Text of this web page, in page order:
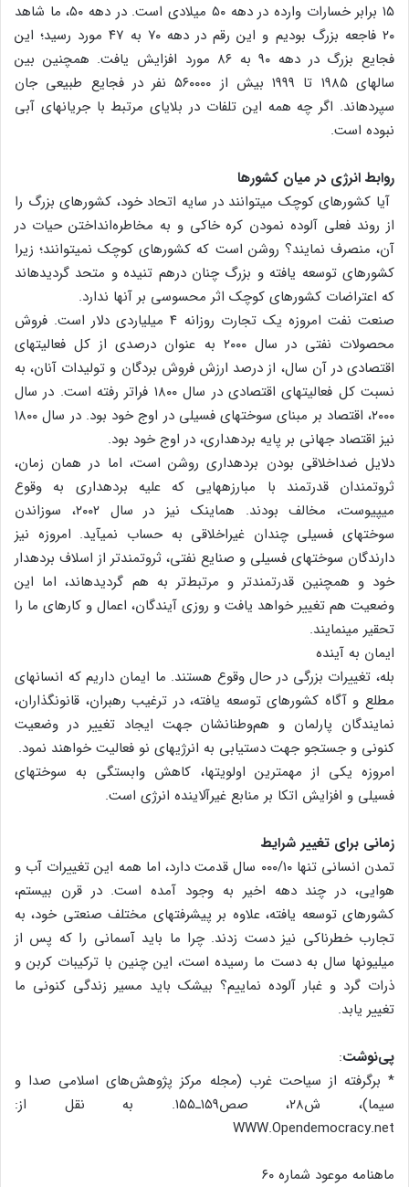
۱۵ برابر خسارات وارده در دهه ۵۰ میلادی است. در دهه ۵۰، ما شاهد
۲۰ فاجعه بزرگ بودیم و این رقم در دهه ۷۰ به ۴۷ مورد رسید؛ این
فجایع بزرگ در دهه ۹۰ به ۸۶ مورد افزایش یافت. همچنین بین
سال‏های ۱۹۸۵ تا ۱۹۹۹ بیش از ۵۶۰۰۰۰ نفر در فجایع طبیعی جان
سپرده‏اند. اگر چه همه این تلفات در بلایای مرتبط با جریان‏های آبی
نبوده است.
روابط انرژی در میان کشورها
آیا کشورهای کوچک می‏توانند در سایه اتحاد خود، کشورهای بزرگ را
از روند فعلی آلوده نمودن کره خاکی و به مخاطره‌انداختن حیات در
آن، منصرف نمایند؟ روشن است که کشورهای کوچک نمی‏توانند؛ زیرا
کشورهای توسعه یافته و بزرگ چنان درهم تنیده و متحد گردیده‏اند
که اعتراضات کشورهای کوچک اثر محسوسی بر آن‏ها ندارد.
صنعت نفت امروزه یک تجارت روزانه ۴ میلیاردی دلار است. فروش
محصولات نفتی در سال ۲۰۰۰ به عنوان درصدی از کل فعالیت‏های
اقتصادی در آن سال، از درصد ارزش فروش بردگان و تولیدات آنان، به
نسبت کل فعالیت‏های اقتصادی در سال ۱۸۰۰ فراتر رفته است. در سال
۲۰۰۰، اقتصاد بر مبنای سوخت‏های فسیلی در اوج خود بود. در سال ۱۸۰۰
نیز اقتصاد جهانی بر پایه برده‏داری، در اوج خود بود.
دلایل ضداخلاقی بودن برده‏داری روشن است، اما در همان زمان،
ثروتمندان قدرتمند با مبارزه‏هایی که علیه برده‏داری به وقوع
می‏پیوست، مخالف بودند. هم‏اینک نیز در سال ۲۰۰۲، سوزاندن
سوخت‏های فسیلی چندان غیراخلاقی به حساب نمی‏آید. امروزه نیز
دارندگان سوخت‏های فسیلی و صنایع نفتی، ثروتمندتر از اسلاف برده‏دار
خود و همچنین قدرتمندتر و مرتبط‌تر به هم گردیده‏اند، اما این
وضعیت هم تغییر خواهد یافت و روزی آیندگان، اعمال و کارهای ما را
تحقیر می‏نمایند.
ایمان به آینده
بله، تغییرات بزرگی در حال وقوع هستند. ما ایمان داریم که انسان‏های
مطلع و آگاه کشورهای توسعه یافته، در ترغیب رهبران، قانون‏گذاران،
نمایندگان پارلمان و هم‌وطنانشان جهت ایجاد تغییر در وضعیت
کنونی و جستجو جهت دستیابی به انرژی‏های نو فعالیت خواهند نمود.
امروزه یکی از مهم‏ترین اولویت‏ها، کاهش وابستگی به سوخت‏های
فسیلی و افزایش اتکا بر منابع غیرآلاینده انرژی است.
زمانی برای تغییر شرایط
تمدن انسانی تنها ۰۰۰/۱۰ سال قدمت دارد، اما همه این تغییرات آب و
هوایی، در چند دهه اخیر به وجود آمده است. در قرن بیستم،
کشورهای توسعه یافته، علاوه بر پیشرفت‏های مختلف صنعتی خود، به
تجارب خطرناکی نیز دست زدند. چرا ما باید آسمانی را که پس از
میلیون‏ها سال به دست ما رسیده است، این چنین با ترکیبات کربن و
ذرات گرد و غبار آلوده نماییم؟ بی‏شک باید مسیر زندگی کنونی ما
تغییر یابد.
پی‌نوشت:
* برگرفته از سیاحت غرب (مجله مرکز پژوهش‌های اسلامی صدا و
سیما)، ش۲۸، صص۱۵۹ـ۱۵۵. به نقل از:
WWW.Opendemocracy.net
ماهنامه موعود شماره ۶۰